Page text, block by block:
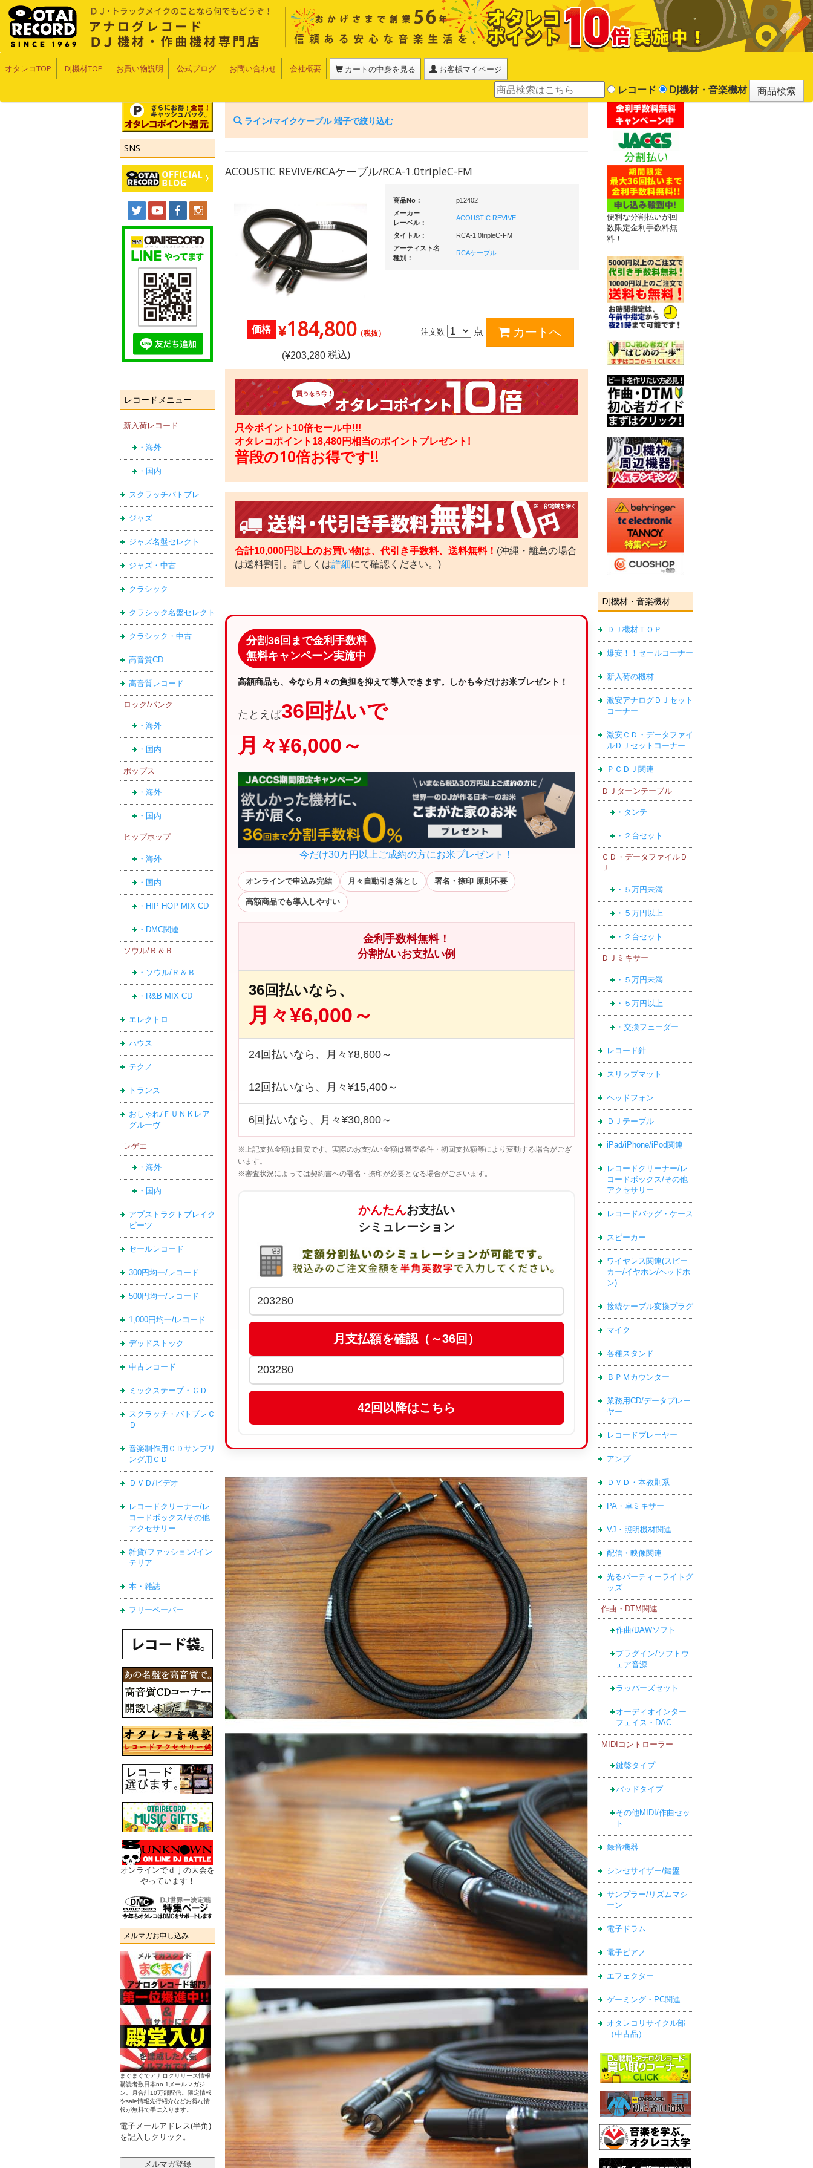
オタレコTOP DJ機材TOP お買い物説明 公式ブログ お問い合わせ 会社概要 カートの中身を見る お客様マイページ
レコード DJ機材・音楽機材
SNS
レコードメニュー
新入荷レコード
・海外
・国内
スクラッチバトブレ
ジャズ
ジャズ名盤セレクト
ジャズ・中古
クラシック
クラシック名盤セレクト
クラシック・中古
高音質CD
高音質レコード
ロック/パンク
・海外
・国内
ポップス
・海外
・国内
ヒップホップ
・海外
・国内
・HIP HOP MIX CD
・DMC関連
ソウル/Ｒ＆Ｂ
・ソウル/Ｒ＆Ｂ
・R&B MIX CD
エレクトロ
ハウス
テクノ
トランス
おしゃれ/ＦＵＮＫレア
グルーヴ
レゲエ
・海外
・国内
アブストラクトブレイク
ビーツ
セールレコード
300円均一/レコード
500円均一/レコード
1,000円均一/レコード
デッドストック
中古レコード
ミックステープ・ＣＤ
スクラッチ・バトブレＣ
Ｄ
音楽制作用ＣＤサンプリ
ング用ＣＤ
ＤＶＤ/ビデオ
レコードクリーナー/レ
コードボックス/その他
アクセサリー
雑貨/ファッション/イン
テリア
本・雑誌
フリーペーパー
オンラインでｄｊの大会を
やっています！
メルマガお申し込み
まぐまぐでアナログリリース情報
購読者数日本no.1メールマガジ
ン。月合計10万部配信。限定情報
やsale情報先行紹介などお得な情
報が無料で手に入ります。
電子メールアドレス(半角)
を記入しクリック。
便利な分割払いが回
数限定金利手数料無
料！
DJ機材・音楽機材
ＤＪ機材ＴＯＰ
爆安！！セールコーナー
新入荷の機材
激安アナログＤＪセット
コーナー
激安ＣＤ・データファイ
ルＤＪセットコーナー
ＰＣＤＪ関連
ＤＪターンテーブル
・タンテ
・２台セット
ＣＤ・データファイルＤ
Ｊ
・５万円未満
・５万円以上
・２台セット
ＤＪミキサー
・５万円未満
・５万円以上
・交換フェーダー
レコード針
スリップマット
ヘッドフォン
ＤＪテーブル
iPad/iPhone/iPod関連
レコードクリーナー/レ
コードボックス/その他
アクセサリー
レコードバッグ・ケース
スピーカー
ワイヤレス関連(スピー
カー/イヤホン/ヘッドホ
ン)
接続ケーブル変換プラグ
マイク
各種スタンド
ＢＰＭカウンター
業務用CD/データプレー
ヤー
レコードプレーヤー
アンプ
ＤＶＤ・本教則系
PA・卓ミキサー
VJ・照明機材関連
配信・映像関連
光るパーティーライトグ
ッズ
作曲・DTM関連
作曲/DAWソフト
プラグイン/ソフトウ
ェア音源
ラッパーズセット
オーディオインター
フェイス・DAC
MIDIコントローラー
鍵盤タイプ
パッドタイプ
その他MIDI/作曲セッ
ト
録音機器
シンセサイザー/鍵盤
サンプラー/リズムマシ
ーン
電子ドラム
電子ピアノ
エフェクター
ゲーミング・PC関連
オタレコリサイクル部
（中古品）
ライン/マイクケーブル 端子で絞り込む
ACOUSTIC REVIVE/RCAケーブル/RCA-1.0tripleC-FM
商品No：
p12402
メーカー
レーベル：
ACOUSTIC REVIVE
タイトル：
RCA-1.0tripleC-FM
アーティスト名
種別：
RCAケーブル
価格 ¥184,800（税抜）
(¥203,280税込)
注文数 点
只今ポイント10倍セール中!!!
オタレコポイント 18,480円相当のポイントプレゼント!
普段の10倍お得です!!
合計10,000円以上のお買い物は、代引き手数料、送料無料！ (沖縄・離島の場合
は送料割引。詳しくは詳細にて確認ください。)
分割36回まで金利手数料
無料キャンペーン実施中
高額商品も、今なら月々の負担を抑えて導入できます。しかも今だけお米プレゼント！
たとえば36回払いで
月々¥6,000～
今だけ30万円以上ご成約の方にお米プレゼント！
オンラインで申込み完結 月々自動引き落とし 署名・捺印 原則不要
高額商品でも導入しやすい
金利手数料無料！
分割払いお支払い例
36回払いなら、
月々¥6,000～
24回払いなら、月々¥8,600～
12回払いなら、月々¥15,400～
6回払いなら、月々¥30,800～
※上記支払金額は目安です。実際のお支払い金額は審査条件・初回支払額等により変動する場合がござ
います。
※審査状況によっては契約書への署名・捺印が必要となる場合がございます。
かんたんお支払い
シミュレーション